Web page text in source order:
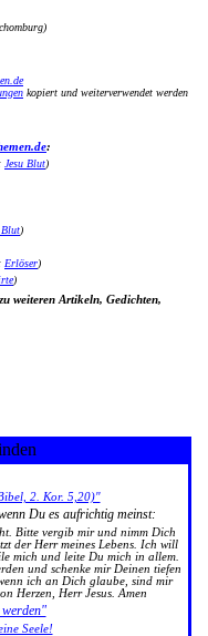
kopiert und weiterverwendet werden
:
Jesu Blut)
Blut)
Erlöser)
)
zu weiteren Artikeln, Gedichten,
2. Kor. 5,20)"
Du es aufrichtig meinst:
Bitte vergib mir und nimm Dich
der Herr meines Lebens. Ich will
mich und leite Du mich in allem.
und schenke mir Deinen tiefen
ich an Dich glaube, sind mir
Herzen, Herr Jesus. Amen
Seele!